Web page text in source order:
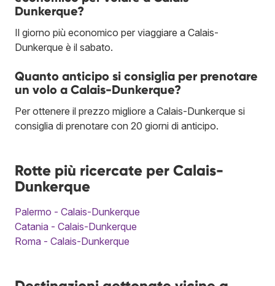
Dunkerque?
Il giorno più economico per viaggiare a Calais-
Dunkerque è il sabato.
Quanto anticipo si consiglia per prenotare
un volo a Calais-Dunkerque?
Per ottenere il prezzo migliore a Calais-Dunkerque si
consiglia di prenotare con 20 giorni di anticipo.
Rotte più ricercate per Calais-
Dunkerque
Palermo - Calais-Dunkerque
Catania - Calais-Dunkerque
Roma - Calais-Dunkerque